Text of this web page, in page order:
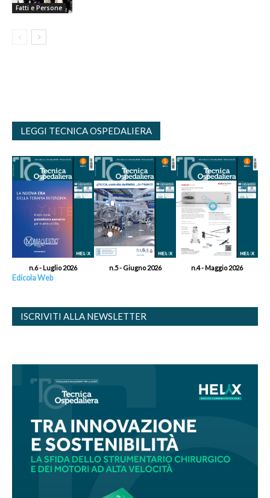
Fatti e Persone
LEGGI TECNICA OSPEDALIERA
n.6 - Luglio 2026 n.5 - Giugno 2026 n.4 - Maggio 2026
Edicola Web
ISCRIVITI ALLA NEWSLETTER